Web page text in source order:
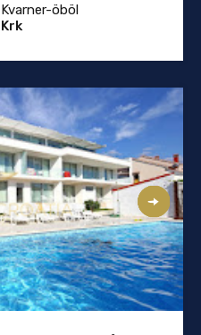
Kvarner-öböl
Krk